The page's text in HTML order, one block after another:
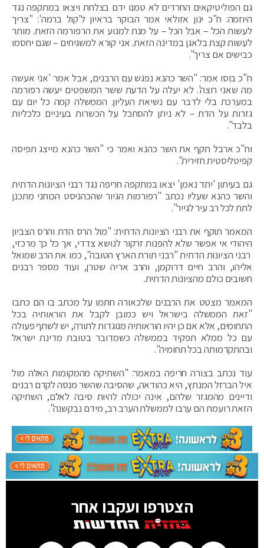
גם הפוליטיקאים החרדים לא טמנו ידם בצלחת ויצאו במתקפה נגד
היוזמה: ח"כ ינון אזולאי אמר הבוקר בראיון ל'קול ברמה': "צריך
לעשות הכל – אבל הכל – על מנת למנוע את הרפורמה הזאת. מותר
לעשות קצת בלאגן במדינה הזאת. אני קורא למשגיחים – שגם יחסמו
כבישים אם צריך".
ח"כ בוסו אמר: "השר כהנא נפגש עם הרבנים, אבל אמר 'אני אעשה
מה שאני רוצה'. לא יעלה על הדעת ששר המשפטים יעשה רפורמה
במערכת בלי לדבר עם נשיאת העליון. הממשלה קמה כל יום עם
גזרות על הדת – לא ניתן להסתכל על הכשרות בעיניים כלכליות
בלבד".
וח"כ ארבל תקף את השר כהנא ואמר כי "השר כהנא מייצג תפיסה
קפיטליסטית חזירית".
גם בעיתון 'יתד נאמן' יצאו במתקפה חריפה נגד רבני הציונות הדתית
והשר כהנא שעליו נכתב "רפורמות הגיור שהכהניסט הכוחני מתכנן
לתת לכל רב עיר לגייר".
המאמר תוקף את רבני הציונות הדתית: "מול הרס הדת והרס הצביון
היהודי אי אפשר שלא להפנות זרקור לנושא צדדי, אך כל כך מרכזי,
רבני הציונות הדתית "רבני תורת הארץ הטובה", כמו את הרב שמואל
אליהו, והרב חיים דרוקמן, והרב אריה שטרן, ועוד מספר רבנים
חשובים כולם מהציונות הדתית.
המאמר מצטט את הרבנים שלכאורה חתמו על מכתב בו הם כתבו
"זאת הממשלה בישראל ויש כמובן לקבל את הוראותיה בכל
התחומים, אלא אם כן יהיו הוראותיה מנוגדות לתורה, יש לשתף פעולה
עם כל ממלא תפקיד בממשלה כשמדובר בטובת מדינת ישראל
ובהתקדמותה בכל תחומיה".
עוד נכתב בצורה חריפה במאמר: "השתיקה מהמקומות האלה מול
איל הברזל המנתץ, היא כהודאה, שהסיבה שהשר מנסה לקדם רבנים
ודיינים מהמגזר שלהם, אינה יכולה להיות סיבה לאלם, השתיקה
הזאת רועמת הם ערבו לממשלת הערב רב, מידם נבקשנה".
הצטרפו ועקבו אחר